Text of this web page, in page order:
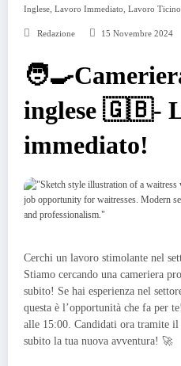
Inglese, Lavoro Immediato, Lavoro Ticino
Redazione 15 Novembre 2024
inglese 🇬🇧-
immediato!
Cerchi un lavoro stimolante nel
Stiamo cercando una cameriera
subito! Se hai esperienza nel
questa è l’opportunità che fa per
alle 15:00. Candidati ora tramite
subito la tua nuova avventura! 🚀